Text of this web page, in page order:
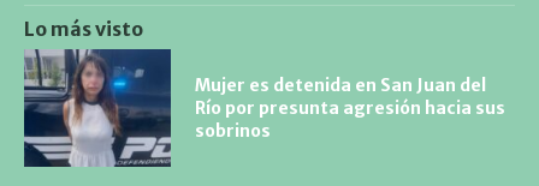
Lo más visto
Mujer es detenida en San Juan del
Río por presunta agresión hacia sus
sobrinos